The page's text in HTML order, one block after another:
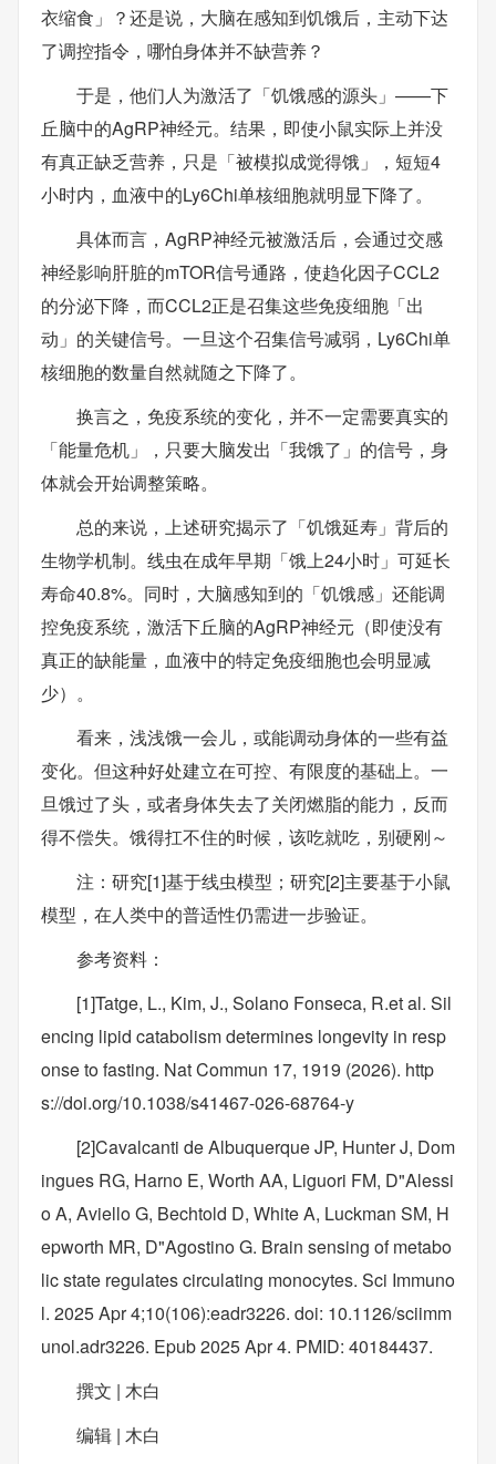
衣缩食」？还是说，大脑在感知到饥饿后，主动下达
了调控指令，哪怕身体并不缺营养？
于是，他们人为激活了「饥饿感的源头」——下
丘脑中的AgRP神经元。结果，即使小鼠实际上并没
有真正缺乏营养，只是「被模拟成觉得饿」，短短4
小时内，血液中的Ly6Chi单核细胞就明显下降了。
具体而言，AgRP神经元被激活后，会通过交感
神经影响肝脏的mTOR信号通路，使趋化因子CCL2
的分泌下降，而CCL2正是召集这些免疫细胞「出
动」的关键信号。一旦这个召集信号减弱，Ly6Chi单
核细胞的数量自然就随之下降了。
换言之，免疫系统的变化，并不一定需要真实的
「能量危机」，只要大脑发出「我饿了」的信号，身
体就会开始调整策略。
总的来说，上述研究揭示了「饥饿延寿」背后的
生物学机制。线虫在成年早期「饿上24小时」可延长
寿命40.8%。同时，大脑感知到的「饥饿感」还能调
控免疫系统，激活下丘脑的AgRP神经元（即使没有
真正的缺能量，血液中的特定免疫细胞也会明显减
少）。
看来，浅浅饿一会儿，或能调动身体的一些有益
变化。但这种好处建立在可控、有限度的基础上。一
旦饿过了头，或者身体失去了关闭燃脂的能力，反而
得不偿失。饿得扛不住的时候，该吃就吃，别硬刚～
注：研究[1]基于线虫模型；研究[2]主要基于小鼠
模型，在人类中的普适性仍需进一步验证。
参考资料：
[1]Tatge, L., Kim, J., Solano Fonseca, R.et al. Sil
encing lipid catabolism determines longevity in resp
onse to fasting. Nat Commun 17, 1919 (2026). http
s://doi.org/10.1038/s41467-026-68764-y
[2]Cavalcanti de Albuquerque JP, Hunter J, Dom
ingues RG, Harno E, Worth AA, Liguori FM, D"Alessi
o A, Aviello G, Bechtold D, White A, Luckman SM, H
epworth MR, D"Agostino G. Brain sensing of metabo
lic state regulates circulating monocytes. Sci Immuno
l. 2025 Apr 4;10(106):eadr3226. doi: 10.1126/sciimm
unol.adr3226. Epub 2025 Apr 4. PMID: 40184437.
撰文 | 木白
编辑 | 木白